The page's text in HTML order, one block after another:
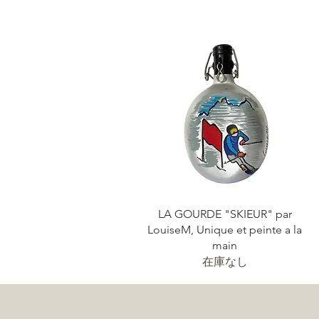
LA GOURDE "SKIEUR" par
LouiseM, Unique et peinte a la
main
在庫なし